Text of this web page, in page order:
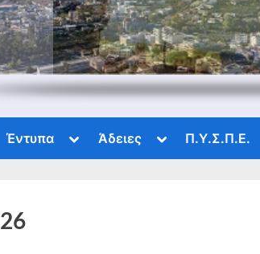
Έντυπα
Toggle
menu
Toggle
Άδειες
Toggle
menu
Π.Υ.Σ.Π.Ε.